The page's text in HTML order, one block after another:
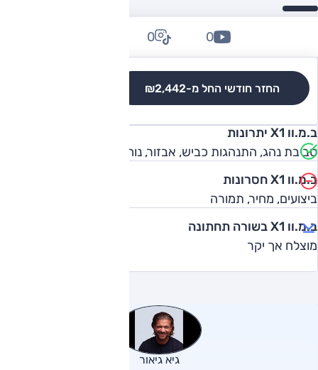
החזר חודשי החל מ-₪2,442
0
0
ב.מ.וו X1 יתרונות
סביבת נהג, התנהגות כביש, אבזור, נוחות נסיעה
ב.מ.וו X1 חסרונות
ביצועים, מחיר, תמורה
ב.מ.וו X1 בשורה תחתונה
מוצלח אך יקר
גיא גיאור